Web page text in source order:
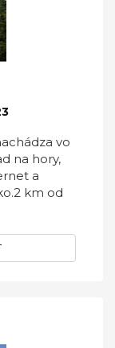
vo
na hory,
a
km od